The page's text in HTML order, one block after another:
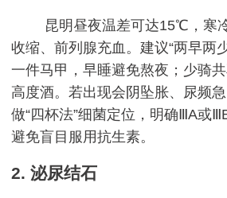
昆明昼夜温差可达15℃，寒
收缩、前列腺充血。建议“两早两
一件马甲，早睡避免熬夜；少骑
高度酒。若出现会阴坠胀、尿频
做“四杯法”细菌定位，明确ⅢA或
避免盲目服用抗生素。
2. 泌尿结石